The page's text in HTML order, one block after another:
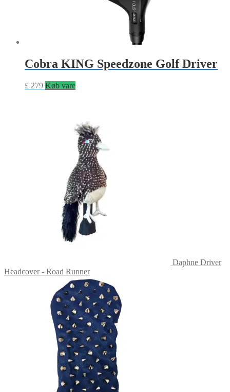
Cobra KING Speedzone Golf Driver
£ 279 Køb vare
Daphne Driver
Headcover - Road Runner